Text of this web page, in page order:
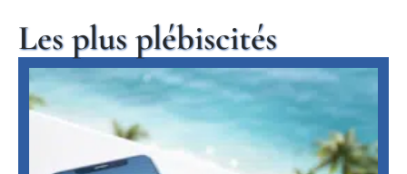
Les plus plébiscités